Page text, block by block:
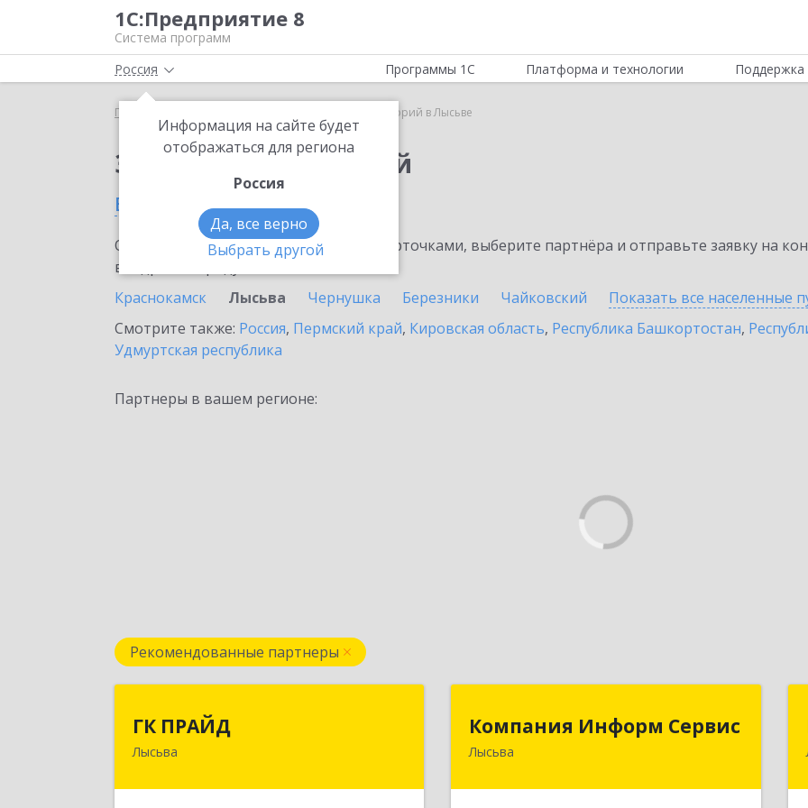
1С:Предприятие 8
Система программ
Россия
Информация на сайте будет
отображаться для региона
Россия
Да, все верно
Выбрать другой
Программы 1С Платформа и технологии Поддержка
Главная 1С:Лекторий в Лысьве
Заказать 1С:Лекторий
в Лысьве
Ознакомьтесь с информационными карточками, выберите партнёра и отправьте заявку на
внедрение продукта.
Краснокамск
Лысьва Чернушка Березники Чайковский Показать все населенные
Смотрите также: Россия, Пермский край, Кировская область, Республика Башкортостан,
Удмуртская республика
Партнеры в вашем регионе:
Рекомендованные партнеры
ГК ПРАЙД
Лысьва618909, Пермский край, Лысьва г,
Компания Информ Сервис
Лысьва
Компания Информ Сервис
618909, Пермский край, Лысьва г,